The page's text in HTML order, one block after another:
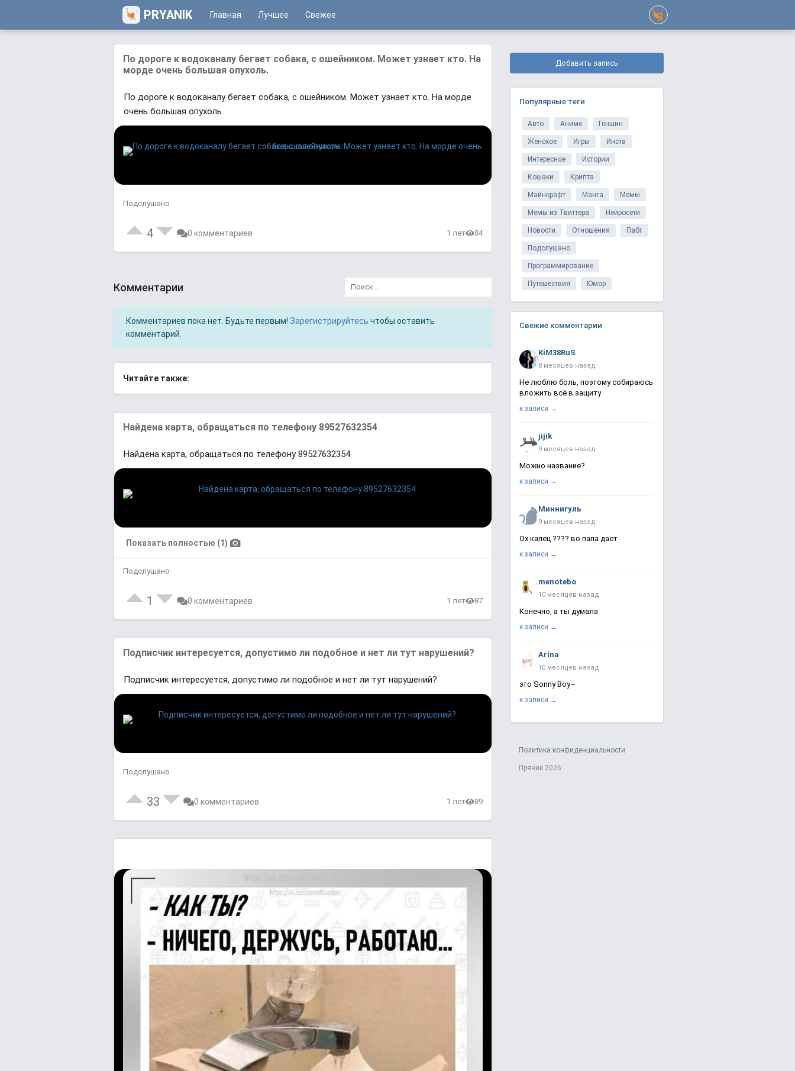
PRYANIK Главная Лучшее Свежее
По дороге к водоканалу бегает собака, с ошейником. Может узнает кто. На
морде очень большая опухоль.
По дороге к водоканалу бегает собака, с ошейником. Может узнает кто. На морде
очень большая опухоль.
Подслушано
4 0 комментариев 1 лет 84
Комментарии
Комментариев пока нет. Будьте первым! Зарегистрируйтесь чтобы оставить
комментарий.
Читайте также:
Найдена карта, обращаться по телефону 89527632354
Найдена карта, обращаться по телефону 89527632354
Показать полностью (1)
Подслушано
1 0 комментариев 1 лет 87
Подписчик интересуется, допустимо ли подобное и нет ли тут нарушений?
Подписчик интересуется, допустимо ли подобное и нет ли тут нарушений?
Подслушано
33 0 комментариев 1 лет 89
Добавить запись
Популярные теги
Авто Аниме Геншин
Женское Игры Инста
Интересное Истории
Кошаки Крипта
Майнкрафт Манга Мемы
Мемы из Твиттера Нейросети
Новости Отношения Пабг
Подслушано
Программирование
Путешествия Юмор
Свежие комментарии
KiM38RuS
8 месяцев назад
Не люблю боль, поэтому собираюсь
вложить всё в защиту
к записи →
jijik
9 месяцев назад
Можно название?
к записи →
Миннигуль
9 месяцев назад
Ох капец ???? во папа дает
к записи →
menotebo
10 месяцев назад
Конечно, а ты думала
к записи →
Arina
10 месяцев назад
это Sonny Boy~
к записи →
Политика конфиденциальности
Пряник 2026